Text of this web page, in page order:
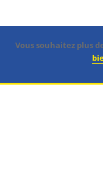
Vous souhaitez plus